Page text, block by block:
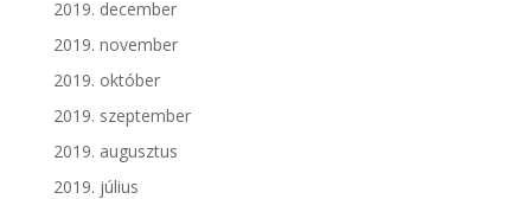
2019. december
2019. november
2019. október
2019. szeptember
2019. augusztus
2019. július